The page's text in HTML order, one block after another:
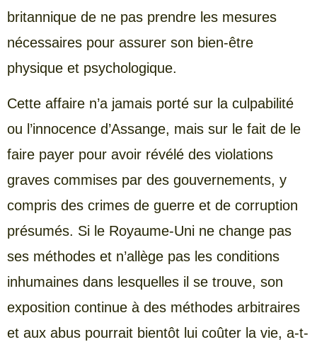
britannique de ne pas prendre les mesures
nécessaires pour assurer son bien-être
physique et psychologique.
Cette affaire n’a jamais porté sur la culpabilité
ou l’innocence d’Assange, mais sur le fait de le
faire payer pour avoir révélé des violations
graves commises par des gouvernements, y
compris des crimes de guerre et de corruption
présumés. Si le Royaume-Uni ne change pas
ses méthodes et n’allège pas les conditions
inhumaines dans lesquelles il se trouve, son
exposition continue à des méthodes arbitraires
et aux abus pourrait bientôt lui coûter la vie, a-t-